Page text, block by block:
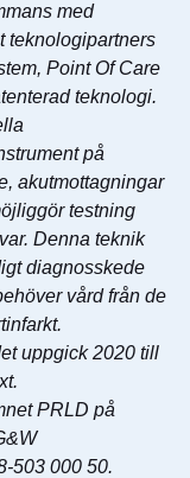
med
teknologipartners
Point Of Care
teknologi.
på
akutmottagningar
testning
Denna teknik
diagnosskede
vård från de
uppgick 2020 till
PRLD på
503 000 50.